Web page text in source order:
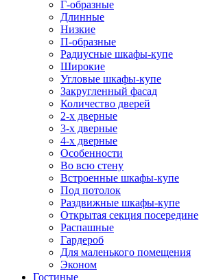
Г-образные
Длинные
Низкие
П-образные
Радиусные шкафы-купе
Широкие
Угловые шкафы-купе
Закругленный фасад
Количество дверей
2-х дверные
3-х дверные
4-х дверные
Особенности
Во всю стену
Встроенные шкафы-купе
Под потолок
Раздвижные шкафы-купе
Открытая секция посередине
Распашные
Гардероб
Для маленького помещения
Эконом
Гостиные